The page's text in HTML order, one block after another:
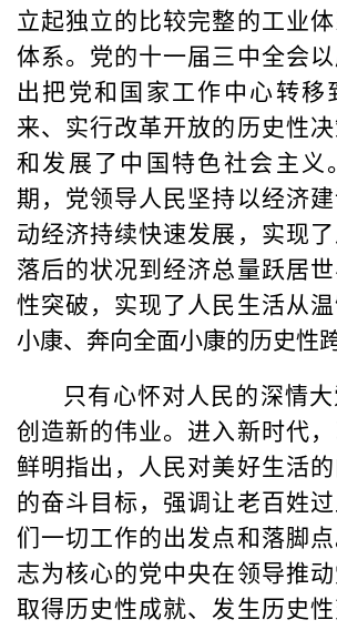
立起独立的比较完整的工业
体系。党的十一届三中全会
出把党和国家工作中心转移
来、实行改革开放的历史性
和发展了中国特色社会主义
期，党领导人民坚持以经济
动经济持续快速发展，实现
落后的状况到经济总量跃居
性突破，实现了人民生活从
小康、奔向全面小康的历史性跨
只有心怀对人民的深情
创造新的伟业。进入新时代
鲜明指出，人民对美好生活
的奋斗目标，强调让老百姓
们一切工作的出发点和落脚
志为核心的党中央在领导推
取得历史性成就、发生历史性